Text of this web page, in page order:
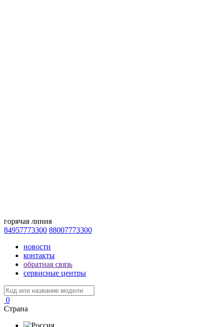
горячая линия
84957773300 88007773300
новости
контакты
обратная связь
сервисные центры
0
Страна